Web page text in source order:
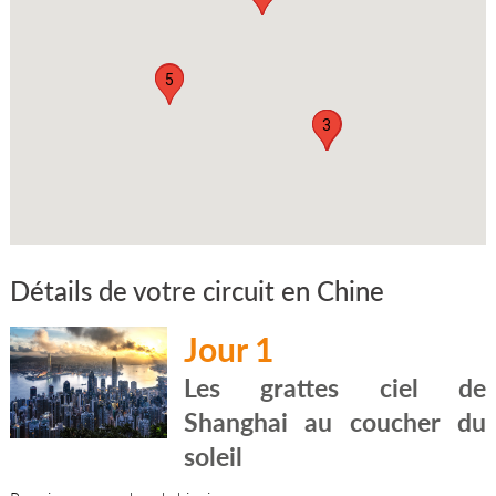
1
2
3
4
5
Détails de votre circuit en Chine
Jour 1
Les grattes ciel de
Shanghai au coucher du
soleil